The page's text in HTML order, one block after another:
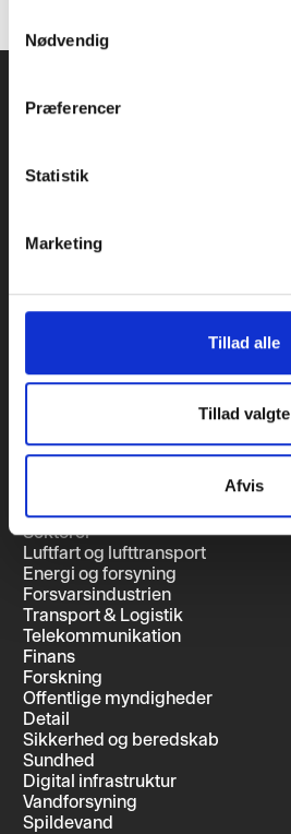
Nødvendig
Præferencer
Statistik
Marketing
Tillad alle
Tillad valgte
Afvis
Navigation
Priser
Om
FAQ
Cookie-meddelelse
SSO-Login Vejledning
Sektorer
Luftfart og lufttransport
Energi og forsyning
Forsvarsindustrien
Transport & Logistik
Telekommunikation
Finans
Forskning
Offentlige myndigheder
Detail
Sikkerhed og beredskab
Sundhed
Digital infrastruktur
Vandforsyning
Spildevand